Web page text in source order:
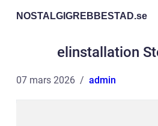
NOSTALGIGREBBESTAD.se
elinstallation
07 mars 2026 admin